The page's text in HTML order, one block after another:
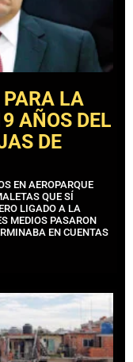
PARA LA
AÑOS DEL
DE
EN AEROPARQUE
QUE SÍ
LIGADO A LA
MEDIOS PASARON
EN CUENTAS